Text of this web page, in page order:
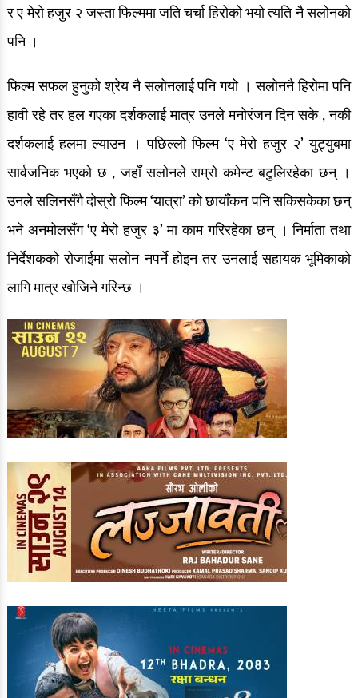
र ए मेरो हजुर २ जस्ता फिल्ममा जति चर्चा हिरोको भयो त्यति नै सलोनको
पनि ।
फिल्म सफल हुनुको श्रेय नै सलोनलाई पनि गयो । सलोननै हिरोमा पनि
हावी रहे तर हल गएका दर्शकलाई मात्र उनले मनोरंजन दिन सके , नकी
दर्शकलाई हलमा ल्याउन । पछिल्लो फिल्म ‘ए मेरो हजुर २’ युट्युबमा
सार्वजनिक भएको छ , जहाँ सलोनले राम्रो कमेन्ट बटुलिरहेका छन् ।
उनले सलिनसँगै दोस्रो फिल्म ‘यात्रा’ को छायाँकन पनि सकिसकेका छन्
भने अनमोलसँग ‘ए मेरो हजुर ३’ मा काम गरिरहेका छन् । निर्माता तथा
निर्देशकको रोजाईमा सलोन नपर्ने होइन तर उनलाई सहायक भूमिकाको
लागि मात्र खोजिने गरिन्छ ।